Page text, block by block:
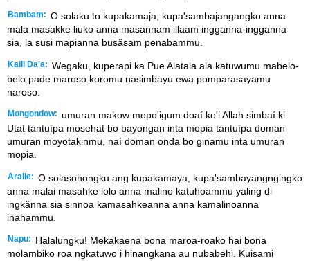
Bambam: O solaku to kupakamaja, kupa'sambajangangko anna
mala masakke liuko anna masannam illaam ingganna-ingganna
sia, la susi mapianna busäsam penabammu.
Kaili Da'a: Wegaku, kuperapi ka Pue Alatala ala katuwumu mabelo-
belo pade maroso koromu nasimbayu ewa pomparasayamu
naroso.
Mongondow: umuran makow mopo'igum doaí ko'i Allah simbaí ki
Utat tantuípa mosehat bo bayongan inta mopia tantuípa doman
umuran moyotakinmu, naí doman onda bo ginamu inta umuran
mopia.
Aralle: O solasohongku ang kupakamaya, kupa'sambayangngingko
anna malai masahke lolo anna malino katuhoammu yaling di
ingkänna sia sinnoa kamasahkeanna anna kamalinoanna
inahammu.
Napu:
Halalungku! Mekakaena bona maroa-roako hai bona
molambiko roa ngkatuwo i hinangkana au nubabehi. Kuisami